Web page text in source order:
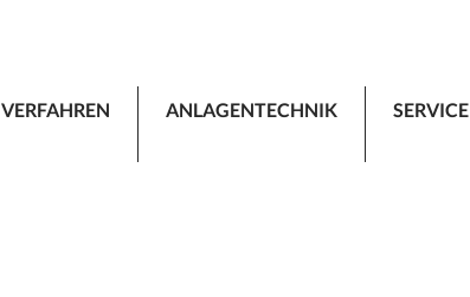
VERFAHREN ANLAGENTECHNIK SERVICE